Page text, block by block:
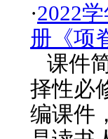
·2022
册《项
课件
择性必
编课件